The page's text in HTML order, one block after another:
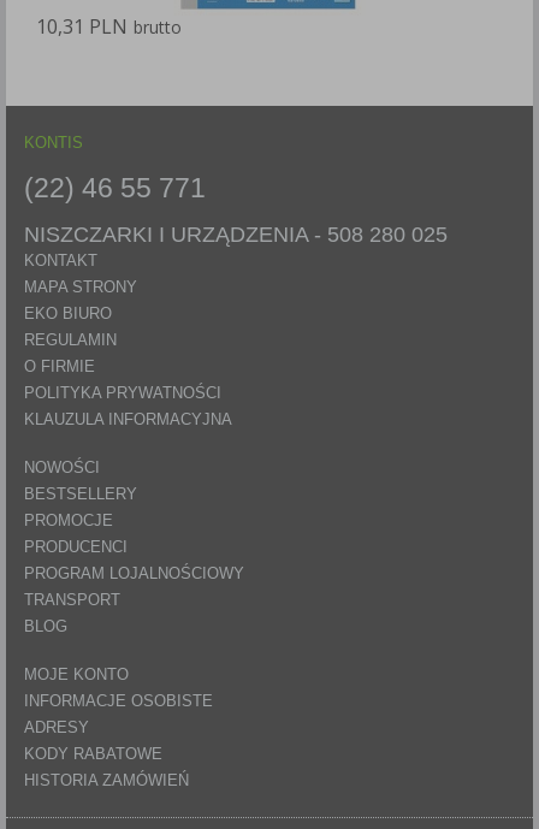
10,31 PLN brutto
KONTIS
(22) 46 55 771
NISZCZARKI I URZĄDZENIA - 508 280 025
KONTAKT
MAPA STRONY
EKO BIURO
REGULAMIN
O FIRMIE
POLITYKA PRYWATNOŚCI
KLAUZULA INFORMACYJNA
NOWOŚCI
BESTSELLERY
PROMOCJE
PRODUCENCI
PROGRAM LOJALNOŚCIOWY
TRANSPORT
BLOG
MOJE KONTO
INFORMACJE OSOBISTE
ADRESY
KODY RABATOWE
HISTORIA ZAMÓWIEŃ